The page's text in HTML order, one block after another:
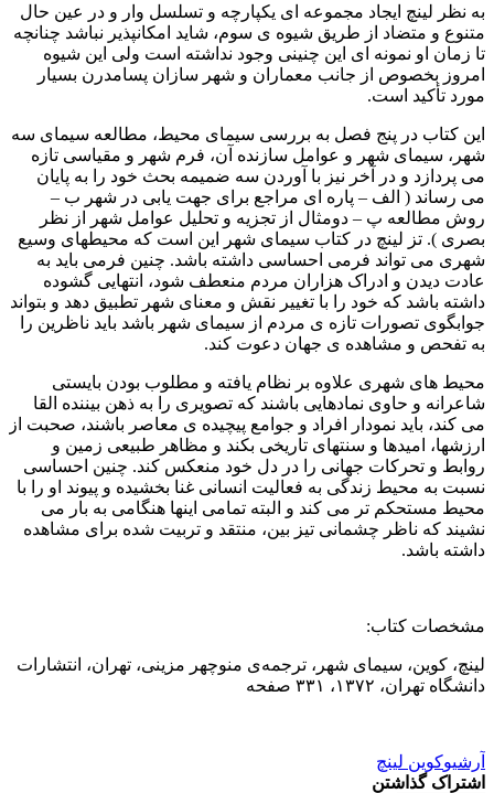
به نظر لینچ ایجاد مجموعه ای یکپارچه و تسلسل وار و در عین حال
متنوع و متضاد از طریق شیوه ی سوم، شاید امکانپذیر نباشد چنانچه
تا زمان او نمونه ای این چنینی وجود نداشته است ولی این شیوه
امروز بخصوص از جانب معماران و شهر سازان پسامدرن بسیار
مورد تأکید است.
این کتاب در پنج فصل به بررسی سیمای محیط، مطالعه سیمای سه
شهر، سیمای شهر و عوامل سازنده آن، فرم شهر و مقیاسی تازه
می پردازد و در آخر نیز با آوردن سه ضمیمه بحث خود را به پایان
می رساند ( الف – پاره ای مراجع برای جهت یابی در شهر ب –
روش مطالعه پ – دومثال از تجزیه و تحلیل عوامل شهر از نظر
بصری ). تز لینچ در کتاب سیمای شهر این است که محیطهای وسیع
شهری می تواند فرمی احساسی داشته باشد. چنین فرمی باید به
عادت دیدن و ادراک هزاران مردم منعطف شود، انتهایی گشوده
داشته باشد که خود را با تغییر نقش و معنای شهر تطبیق دهد و بتواند
جوابگوی تصورات تازه ی مردم از سیمای شهر باشد باید ناظرین را
به تفحص و مشاهده ی جهان دعوت کند.
محیط های شهری علاوه بر نظام یافته و مطلوب بودن بایستی
شاعرانه و حاوی نمادهایی باشند که تصویری را به ذهن بیننده القا
می کند، باید نمودار افراد و جوامع پیچیده ی معاصر باشند، صحبت از
ارزشها، امیدها و سنتهای تاریخی بکند و مظاهر طبیعی زمین و
روابط و تحرکات جهانی را در دل خود منعکس کند. چنین احساسی
نسبت به محیط زندگی به فعالیت انسانی غنا بخشیده و پیوند او را با
محیط مستحکم تر می کند و البته تمامی اینها هنگامی به بار می
نشیند که ناظر چشمانی تیز بین، منتقد و تربیت شده برای مشاهده
داشته باشد.
مشخصات کتاب:
لینچ، کوین، سیمای شهر، ترجمه‌ی منوچهر مزینی، تهران، انتشارات
دانشگاه تهران، ۱۳۷۲، ۳۳۱ صفحه
آرشیوکوین لینچ
اشتراک گذاشتن